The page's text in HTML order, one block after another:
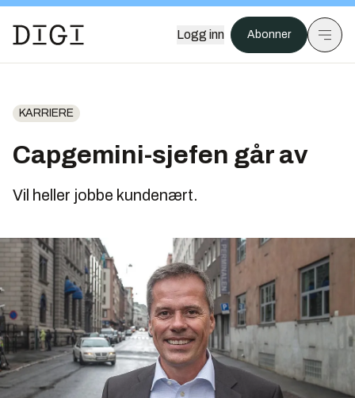
Logg inn Abonner
KARRIERE
Capgemini-sjefen går av
Vil heller jobbe kundenært.